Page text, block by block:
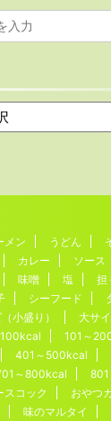
メン うどん
カレー ソース
味噌 塩 担
シーフード
小盛り） 大サ
101～
401～500kcal
～800kcal
スコック おやつ
味のマルタイ